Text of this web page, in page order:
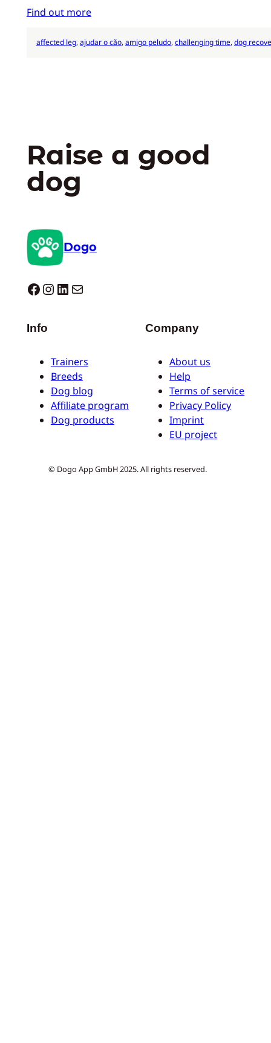
Find out more
affected leg, ajudar o cão, amigo peludo, challenging time, dog
Raise a good
dog
Dogo
Dogo facebook InstagramLinkedIn E-mail
Info
Trainers
Breeds
Dog blog
Affiliate program
Dog products
Company
About us
Help
Terms of service
Privacy Policy
Imprint
EU project
© Dogo App GmbH 2025. All rights reserved.